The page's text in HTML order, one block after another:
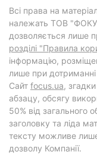
Всі права на
належать ТОВ
дозволяється лише
розділі "Правила
інформацію,
лише при
Cайт focus.ua,
абзацу, обсягу
50% від загального
заголовку та ліда
тексту можливе
дозволу Компанії.